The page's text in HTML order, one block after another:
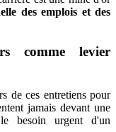
des emplois et des
comme levier
de ces entretiens pour
jamais devant une
besoin urgent d'un